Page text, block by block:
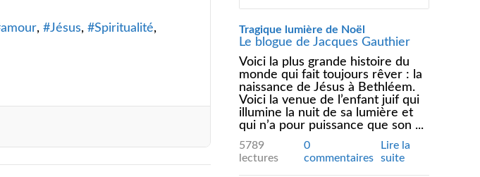
amour Jésus
Spiritualité
Tragique lumière de Noël
Le blogue de Jacques Gauthier
Voici la plus grande histoire du
monde qui fait toujours rêver : la
naissance de Jésus à Bethléem.
Voici la venue de l’enfant juif qui
illumine la nuit de sa lumière et
qui n’a pour puissance que son ...
5789
lectures
0
commentaires
Lire la
suite